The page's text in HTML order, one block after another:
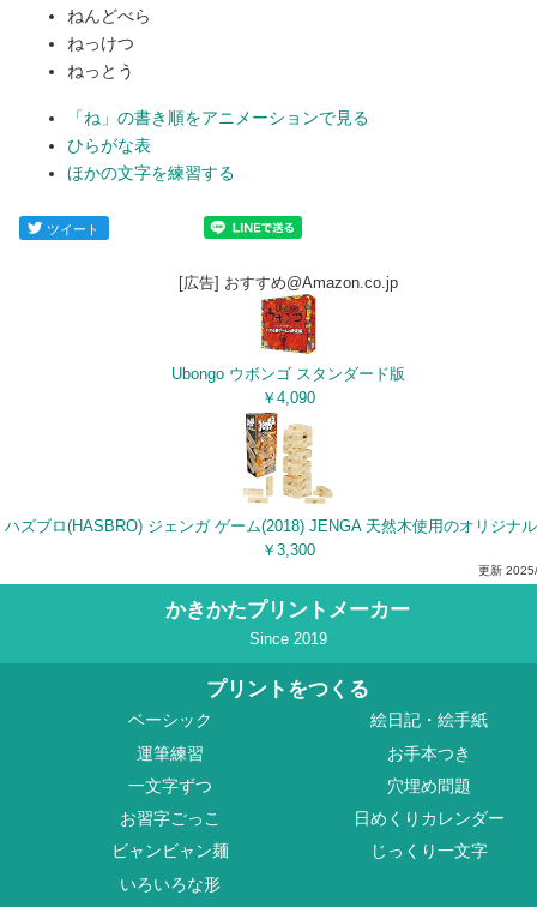
ねんどべら
ねっけつ
ねっとう
「ね」の書き順をアニメーションで見る
ひらがな表
ほかの文字を練習する
ツイート
[広告] おすすめ@Amazon.co.jp
Ubongo ウボンゴ スタンダード版
￥4,090
￥3,300
更新
かきかたプリントメーカー
Since 2019
プリントをつくる
ベーシック
絵日記・絵手紙
運筆練習
お手本つき
一文字ずつ
穴埋め問題
お習字ごっこ
日めくりカレンダー
ビャンビャン麺
じっくり一文字
いろいろな形